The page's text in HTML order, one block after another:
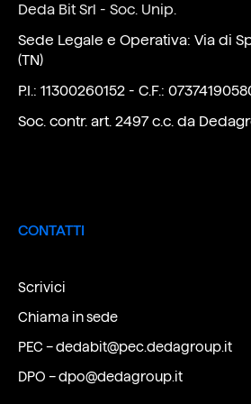
Deda Bit Srl - Soc. Unip.
Sede Legale e Operativa: Via di
(TN)
P.I.: 11300260152 - C.F.:
Soc. contr. art. 2497 c.c. da
CONTATTI
Scrivici
Chiama in sede
PEC –dedabit@pec.dedagroup.it
DPO –dpo@dedagroup.it